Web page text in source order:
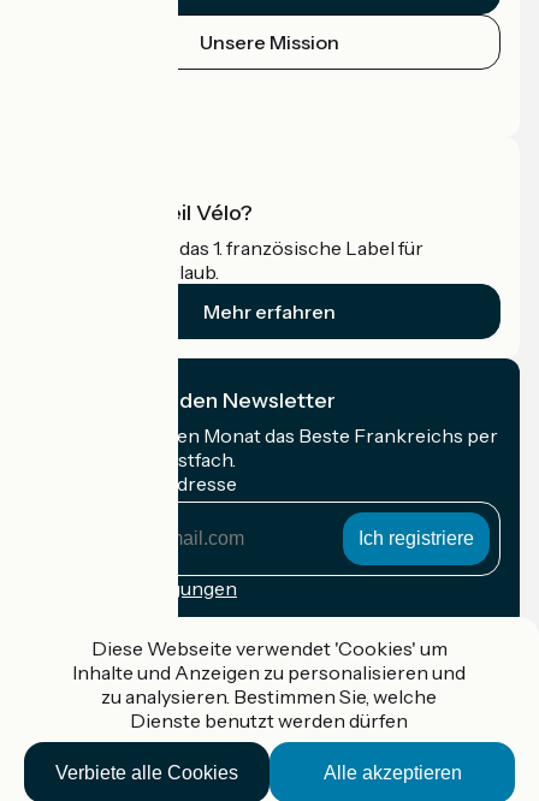
Unsere Mission
Was ist Accueil Vélo?
Accueil Vélo ist das 1. französische Label für
Radfahrer im Urlaub.
Mehr erfahren
Ich abonniere den Newsletter
Erhalten Sie jeden Monat das Beste Frankreichs per
Rad in Ihrem Postfach.
Meine E-Mail-Adresse
Anmeldebedingungen
Gefördert im Rahmen von Destination France
Accueil Vélo Pro
Kontakt
Rechtliche Informationen
Diese Webseite verwendet 'Cookies' um
Inhalte und Anzeigen zu personalisieren und
zu analysieren. Bestimmen Sie, welche
Dienste benutzt werden dürfen
Alle akzeptieren
Verbiete alle Cookies